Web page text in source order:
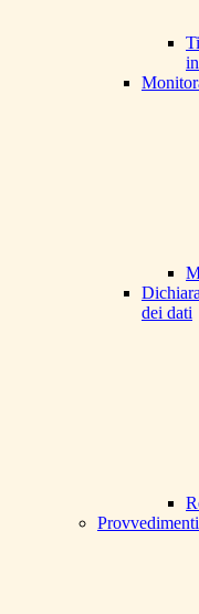
dei dati
Provvedimenti